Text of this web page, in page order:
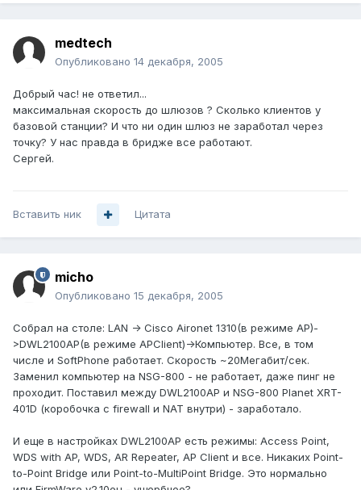
medtech
Опубликовано 14 декабря, 2005
Добрый час! не ответил...
максимальная скорость до шлюзов ? Сколько клиентов у
базовой станции? И что ни один шлюз не заработал через
точку? У нас правда в бридже все работают.
Сергей.
Вставить ник Цитата
micho
Опубликовано 15 декабря, 2005
Собрал на столе: LAN -> Cisco Aironet 1310(в режиме AP)-
>DWL2100AP(в режиме APClient)->Компьютер. Все, в том
числе и SoftPhone работает. Скорость ~20Мегабит/сек.
Заменил компьютер на NSG-800 - не работает, даже пинг не
проходит. Поставил между DWL2100AP и NSG-800 Planet XRT-
401D (коробочка с firewall и NAT внутри) - заработало.
И еще в настройках DWL2100AP есть режимы: Access Point,
WDS with AP, WDS, AR Repeater, AP Client и все. Никаких Point-
to-Point Bridge или Point-to-MultiPoint Bridge. Это нормально